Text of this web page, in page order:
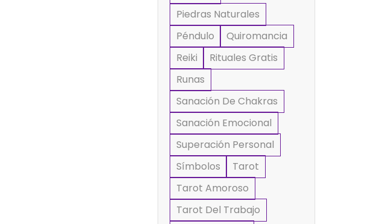
Piedras Naturales
Péndulo
Quiromancia
Reiki
Rituales Gratis
Runas
Sanación De Chakras
Sanación Emocional
Superación Personal
Símbolos
Tarot
Tarot Amoroso
Tarot Del Trabajo